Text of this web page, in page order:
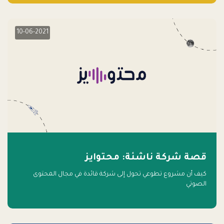
10-06-2021
قصة شركة ناشئة: محتوايز
كيف أن مشروع تطوعي تحول إلى شركة قائدة في مجال المحتوى
الصوتي